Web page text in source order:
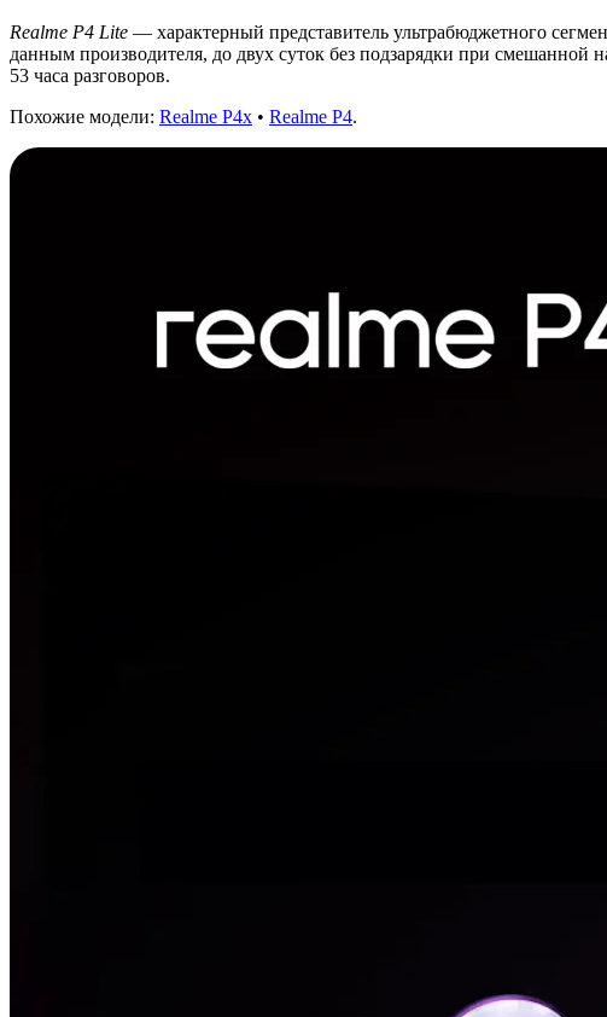
Realme P4 Lite — характерный представитель ультрабюджетного
данным производителя, до двух суток без подзарядки при смешанной
53 часа разговоров.
Похожие модели: Realme P4x • Realme P4.